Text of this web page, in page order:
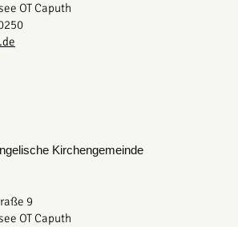
OT Caputh
Kirchengemeinde
9
OT Caputh